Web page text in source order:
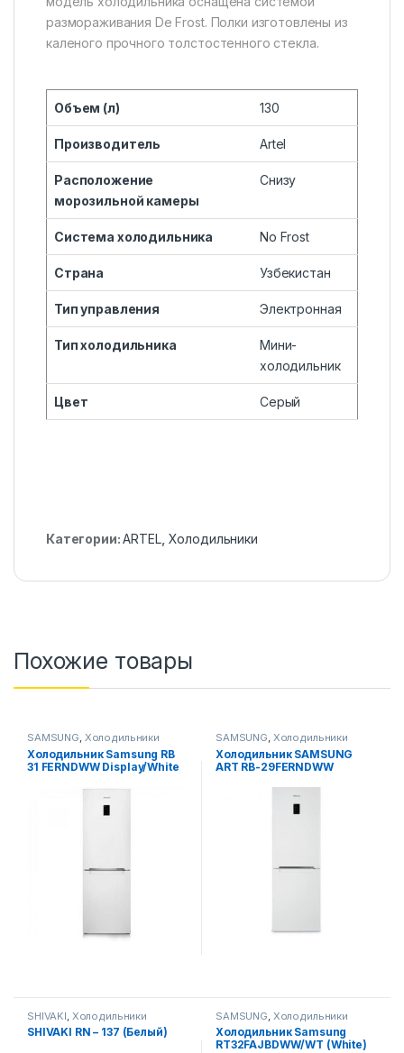
размораживания De Frost. Полки изготовлены из
каленого прочного толстостенного стекла.
Объем (л) 130
Производитель Artel
Расположение
морозильной камеры
Снизу
Система холодильника No Frost
Страна Узбекистан
Тип управления Электронная
Тип холодильника
Мини-
холодильник
Цвет Серый
Категории:ARTEL, Холодильники
Похожие товары
SAMSUNG, Холодильники
Холодильник Samsung RB
31 FERNDWW Display/White
SAMSUNG, Холодильники
Холодильник SAMSUNG
ART RB-29FERNDWW
SHIVAKI Холодильники
SHIVAKI RN – 137 (Белый)
SAMSUNG Холодильники
Xолодильник Samsung
RT32FAJBDWW/WT (White)